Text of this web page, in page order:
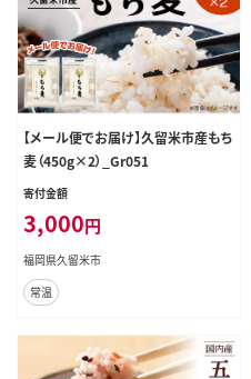
【メール便でお届け】久留米市産もち
麦（450g×2）_Gr051
寄付金額
3,000円
福岡県久留米市
常温